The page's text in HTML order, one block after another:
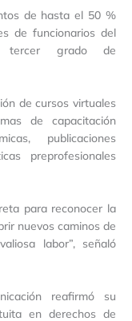
de hasta el 50 %
de funcionarios del
tercer grado de
de cursos virtuales
de capacitación
publicaciones
preprofesionales
para reconocer la
nuevos caminos de
labor”, señaló
reafirmó su
en derechos de